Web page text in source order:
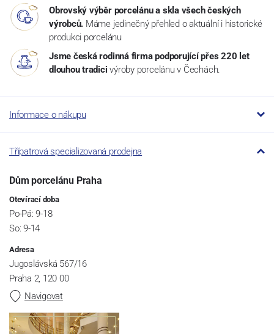
Obrovský výběr porcelánu a skla všech českých
výrobců. Máme jedinečný přehled o aktuální i historické
produkci porcelánu
Jsme česká rodinná firma podporující přes 220 let
dlouhou tradici výroby porcelánu v Čechách.
Informace o nákupu
Třípatrová specializovaná prodejna
Dům porcelánu Praha
Otevírací doba
Po-Pá: 9-18
So: 9-14
Adresa
Jugoslávská 567/16
Praha 2, 120 00
Navigovat